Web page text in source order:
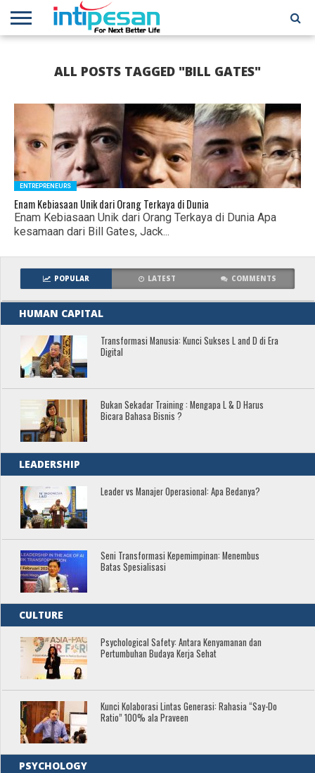
NETWORKALL POSTS TAGGED "BILL GATES"
ENTREPRENEURS
Enam Kebiasaan Unik dari Orang Terkaya di Dunia
Enam Kebiasaan Unik dari Orang Terkaya di Dunia Apa
kesamaan dari Bill Gates, Jack...
POPULAR LATEST COMMENTS
HUMAN CAPITAL
Transformasi Manusia: Kunci Sukses L and D di Era
Digital
Bukan Sekadar Training : Mengapa L & D Harus
Bicara Bahasa Bisnis ?
LEADERSHIP
Leader vs Manajer Operasional: Apa Bedanya?
Seni Transformasi Kepemimpinan: Menembus
Batas Spesialisasi
CULTURE
Psychological Safety: Antara Kenyamanan dan
Pertumbuhan Budaya Kerja Sehat
Kunci Kolaborasi Lintas Generasi: Rahasia “Say-Do
Ratio” 100% ala Praveen
PSYCHOLOGY